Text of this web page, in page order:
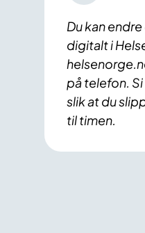
Du kan
digitalt i
på telefon.
slik at du
til timen.